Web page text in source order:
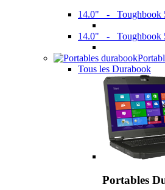
14.0" - Toughbook
14.0" - Toughbook
Tous les Durabook
Portables